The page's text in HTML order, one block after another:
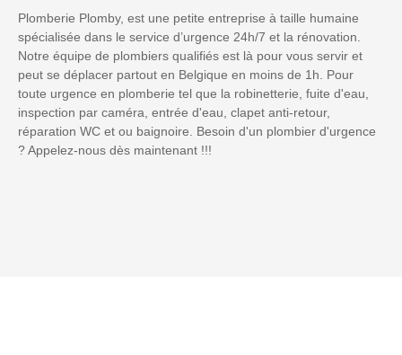
Plomberie Plomby, est une petite entreprise à taille humaine
spécialisée dans le service d’urgence 24h/7 et la rénovation.
Notre équipe de plombiers qualifiés est là pour vous servir et
peut se déplacer partout en Belgique en moins de 1h. Pour
toute urgence en plomberie tel que la robinetterie, fuite d'eau,
inspection par caméra, entrée d'eau, clapet anti-retour,
réparation WC et ou baignoire. Besoin d'un plombier d'urgence
? Appelez-nous dès maintenant !!!